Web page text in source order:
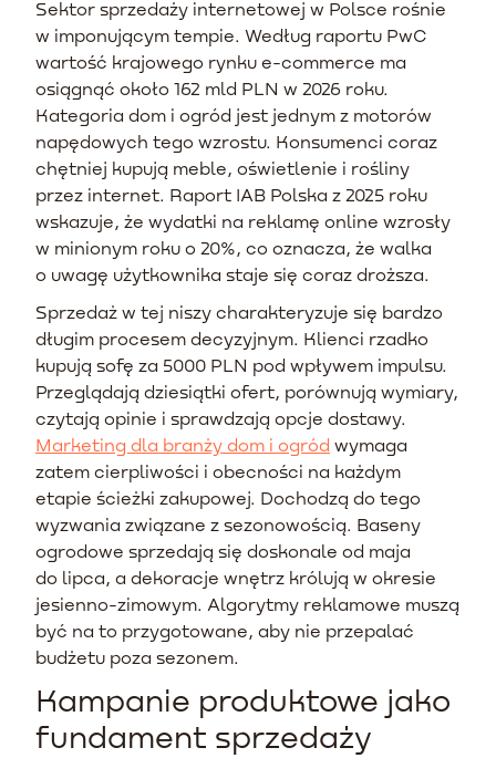
Sektor sprzedaży internetowej w Polsce rośnie
w imponującym tempie. Według raportu PwC
wartość krajowego rynku e-commerce ma
osiągnąć około 162 mld PLN w 2026 roku.
Kategoria dom i ogród jest jednym z motorów
napędowych tego wzrostu. Konsumenci coraz
chętniej kupują meble, oświetlenie i rośliny
przez internet. Raport IAB Polska z 2025 roku
wskazuje, że wydatki na reklamę online wzrosły
w minionym roku o 20%, co oznacza, że walka
o uwagę użytkownika staje się coraz droższa.
Sprzedaż w tej niszy charakteryzuje się bardzo
długim procesem decyzyjnym. Klienci rzadko
kupują sofę za 5000 PLN pod wpływem impulsu.
Przeglądają dziesiątki ofert, porównują wymiary,
czytają opinie i sprawdzają opcje dostawy.
Marketing dla branży dom i ogród wymaga
zatem cierpliwości i obecności na każdym
etapie ścieżki zakupowej. Dochodzą do tego
wyzwania związane z sezonowością. Baseny
ogrodowe sprzedają się doskonale od maja
do lipca, a dekoracje wnętrz królują w okresie
jesienno-zimowym. Algorytmy reklamowe muszą
być na to przygotowane, aby nie przepalać
budżetu poza sezonem.
Kampanie produktowe jako
fundament sprzedaży